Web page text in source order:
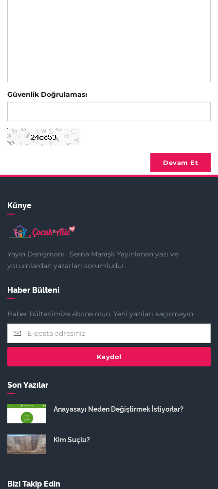
Güvenlik Doğrulaması
Devam Et
Künye
Yayın Danışmanı : Sema Maraşlı Yayınlanan yazı ve
yorumlardan yazarları sorumludur.
Haber Bülteni
Haber bültenimize abone olun. Yeni yazıları kaçırmayın.
Kaydol
Son Yazılar
Anayasayı Neden Değiştirmek İstiyorlar?
Kim Suçlu?
Bizi Takip Edin